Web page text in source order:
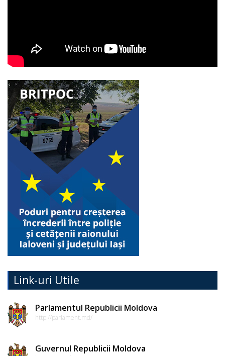
Link-uri Utile
Parlamentul Republicii Moldova
http://parlament.md/
Guvernul Republicii Moldova